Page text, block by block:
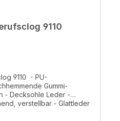
9110
9110 - PU-
Gummi-
- Decksohle Leder -
verstellbar - Glattleder